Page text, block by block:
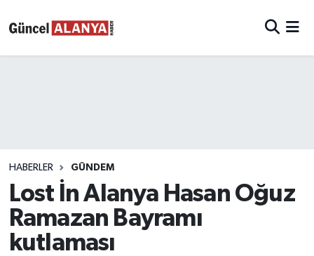
HABERLER GÜNDEM
Lost İn Alanya Hasan Oğuz
Ramazan Bayramı
kutlaması